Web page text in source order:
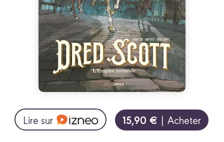
Lire sur 15,90 € | Acheter